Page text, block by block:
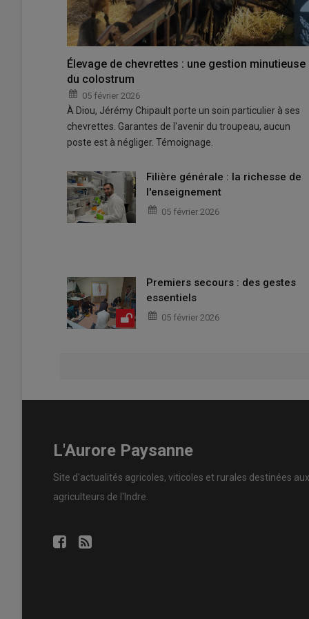
Élevage de chevrettes : une gestion minutieuse
du colostrum
05 février 2026
À Diou, Jérémy Chipault porte un soin particulier à ses
chevrettes. Garantes de l'avenir du troupeau, aucun
poste est à négliger. Témoignage.
Filière générale : la richesse de
l'enseignement
05 février 2026
Premiers secours : des gestes
essentiels
05 février 2026
L'Aurore Paysanne
Site d'actualités agricoles, viticoles et rurales destinées aux
agriculteurs de l'Indre.